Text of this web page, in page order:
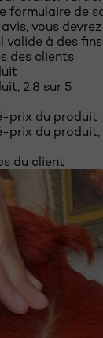
formulaire de
vous
valide à des
des clients
2.8 sur 5
prix du produit
prix du produit,
du client